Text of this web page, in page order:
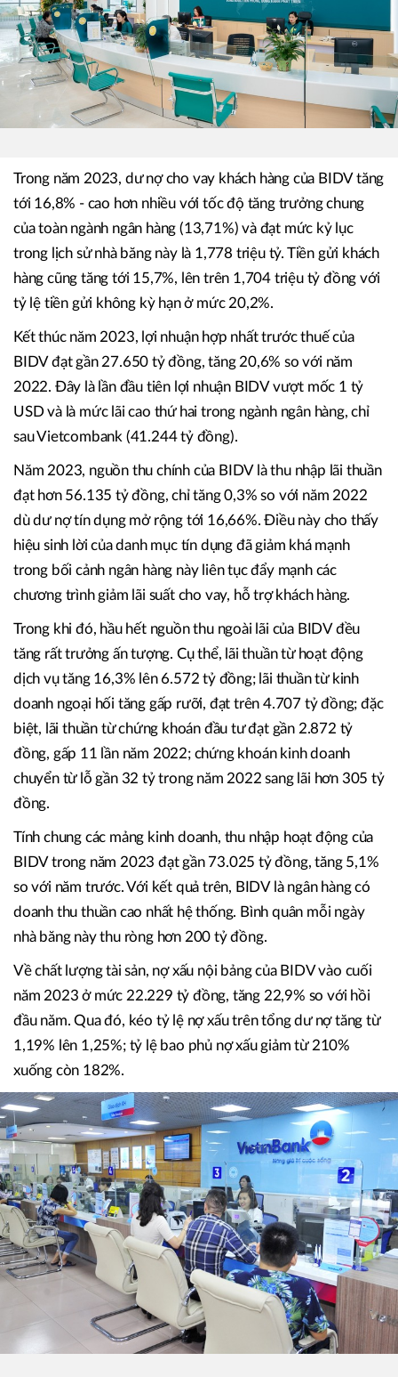
Trong năm 2023, dư nợ cho vay khách hàng của BIDV tăng
tới 16,8% - cao hơn nhiều với tốc độ tăng trưởng chung
của toàn ngành ngân hàng (13,71%) và đạt mức kỷ lục
trong lịch sử nhà băng này là 1,778 triệu tỷ. Tiền gửi khách
hàng cũng tăng tới 15,7%, lên trên 1,704 triệu tỷ đồng với
tỷ lệ tiền gửi không kỳ hạn ở mức 20,2%.
Kết thúc năm 2023, lợi nhuận hợp nhất trước thuế của
BIDV đạt gần 27.650 tỷ đồng, tăng 20,6% so với năm
2022. Đây là lần đầu tiên lợi nhuận BIDV vượt mốc 1 tỷ
USD và là mức lãi cao thứ hai trong ngành ngân hàng, chỉ
sau Vietcombank (41.244 tỷ đồng).
Năm 2023, nguồn thu chính của BIDV là thu nhập lãi thuần
đạt hơn 56.135 tỷ đồng, chỉ tăng 0,3% so với năm 2022
dù dư nợ tín dụng mở rộng tới 16,66%. Điều này cho thấy
hiệu sinh lời của danh mục tín dụng đã giảm khá mạnh
trong bối cảnh ngân hàng này liên tục đẩy mạnh các
chương trình giảm lãi suất cho vay, hỗ trợ khách hàng.
Trong khi đó, hầu hết nguồn thu ngoài lãi của BIDV đều
tăng rất trưởng ấn tượng. Cụ thể, lãi thuần từ hoạt động
dịch vụ tăng 16,3% lên 6.572 tỷ đồng; lãi thuần từ kinh
doanh ngoại hối tăng gấp rưỡi, đạt trên 4.707 tỷ đồng; đặc
biệt, lãi thuần từ chứng khoán đầu tư đạt gần 2.872 tỷ
đồng, gấp 11 lần năm 2022; chứng khoán kinh doanh
chuyển từ lỗ gần 32 tỷ trong năm 2022 sang lãi hơn 305 tỷ
đồng.
Tính chung các mảng kinh doanh, thu nhập hoạt động của
BIDV trong năm 2023 đạt gần 73.025 tỷ đồng, tăng 5,1%
so với năm trước. Với kết quả trên, BIDV là ngân hàng có
doanh thu thuần cao nhất hệ thống. Bình quân mỗi ngày
nhà băng này thu ròng hơn 200 tỷ đồng.
Về chất lượng tài sản, nợ xấu nội bảng của BIDV vào cuối
năm 2023 ở mức 22.229 tỷ đồng, tăng 22,9% so với hồi
đầu năm. Qua đó, kéo tỷ lệ nợ xấu trên tổng dư nợ tăng từ
1,19% lên 1,25%; tỷ lệ bao phủ nợ xấu giảm từ 210%
xuống còn 182%.